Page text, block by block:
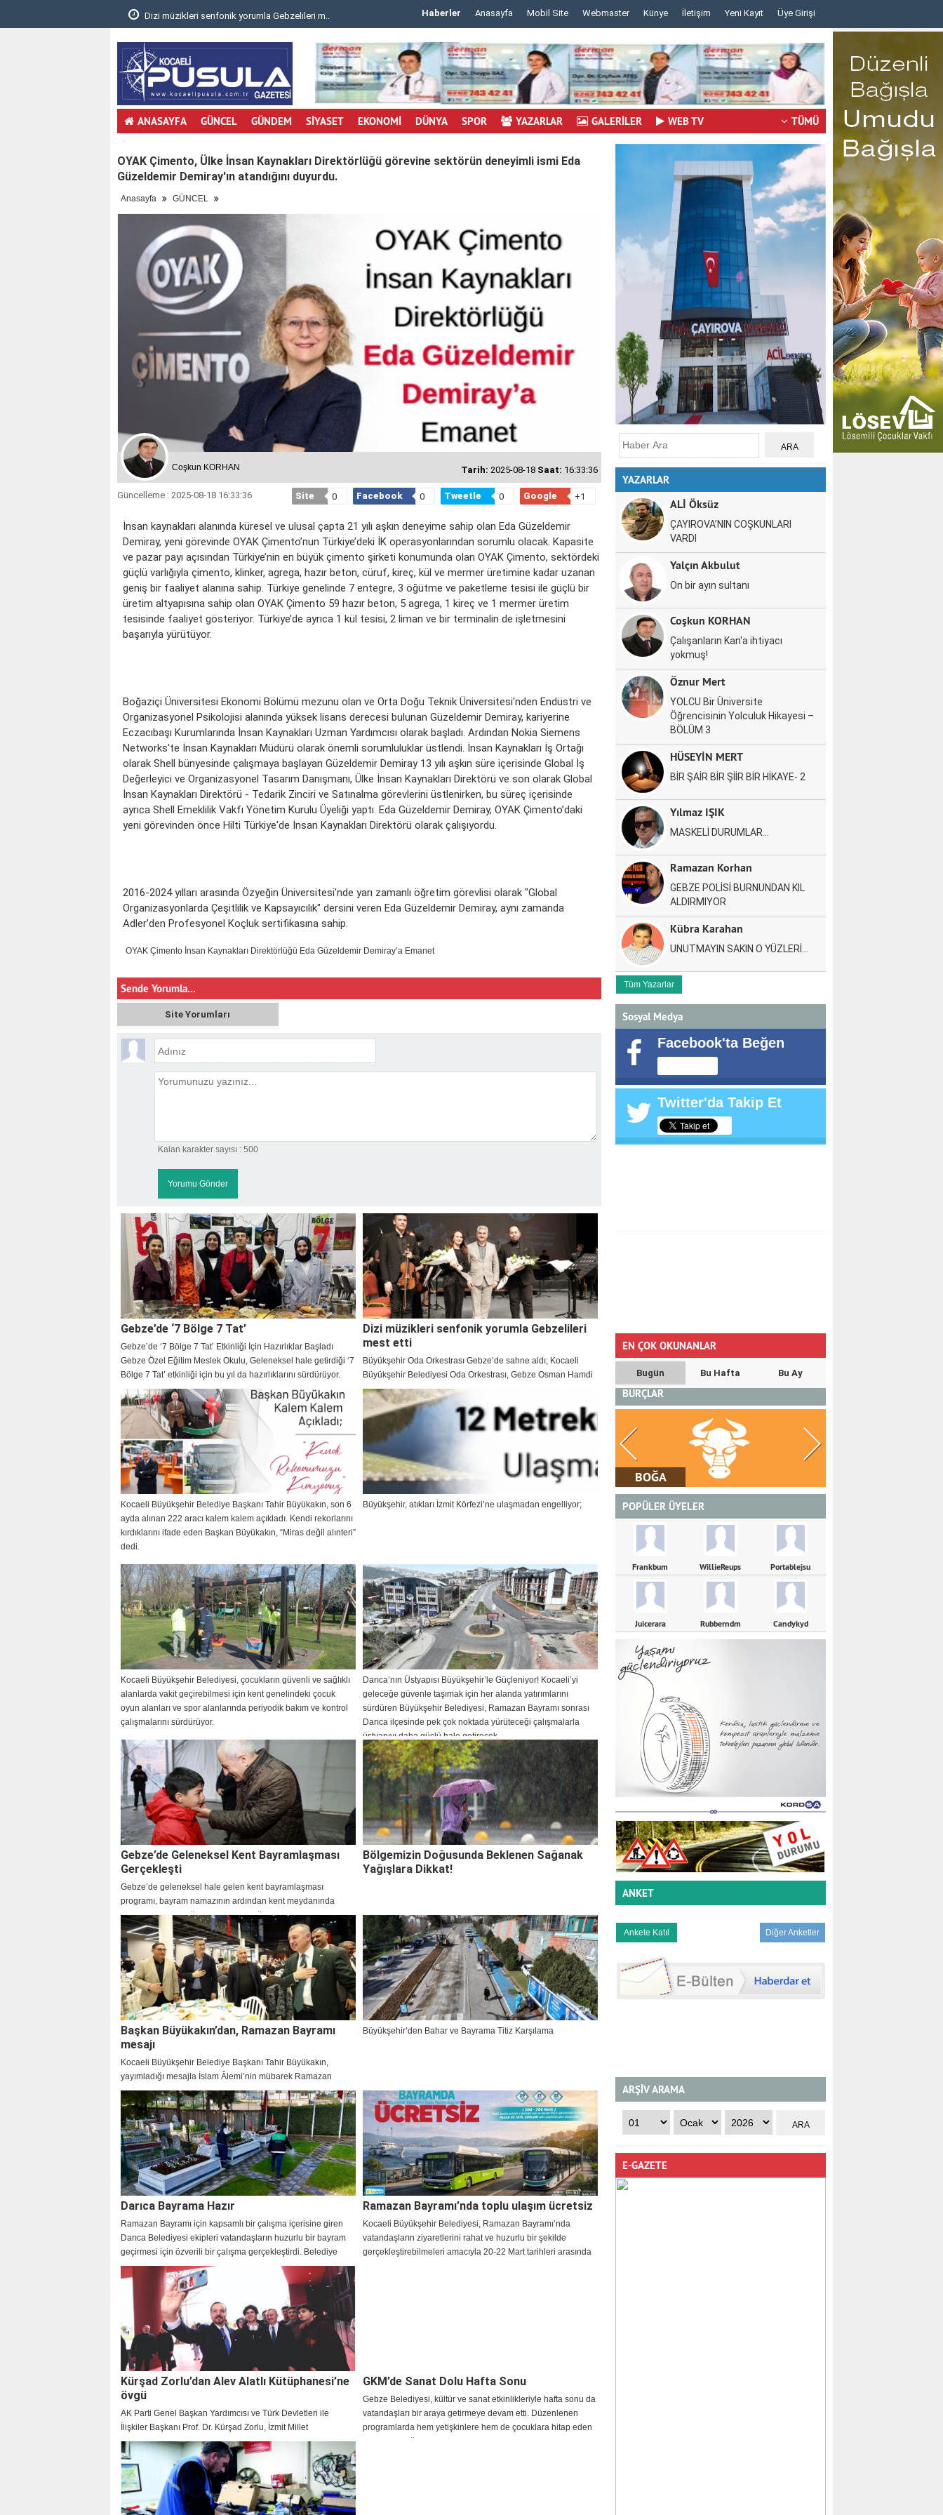
Dizi müzikleri senfonik yorumla Gebzelileri m.. Haberler Anasayfa Mobil Site Webmaster Künye İletişim Yeni Kayıt Üye Girişi
ANASAYFA GÜNCEL GÜNDEM SİYASET EKONOMİ DÜNYA SPOR YAZARLAR GALERİLER WEB TV TÜMÜ
OYAK Çimento, Ülke İnsan Kaynakları Direktörlüğü görevine sektörün deneyimli ismi Eda
Güzeldemir Demiray'ın atandığını duyurdu.
Anasayfa GÜNCEL
Coşkun KORHAN Tarih: 2025-08-18 Saat: 16:33:36
Güncelleme : 2025-08-18 16:33:36 Site 0 Facebook 0 Tweetle 0 Google +1
İnsan kaynakları alanında küresel ve ulusal çapta 21 yılı aşkın deneyime sahip olan Eda Güzeldemir
Demiray, yeni görevinde OYAK Çimento’nun Türkiye’deki İK operasyonlarından sorumlu olacak. Kapasite
ve pazar payı açısından Türkiye’nin en büyük çimento şirketi konumunda olan OYAK Çimento, sektördeki
güçlü varlığıyla çimento, klinker, agrega, hazır beton, cüruf, kireç, kül ve mermer üretimine kadar uzanan
geniş bir faaliyet alanına sahip. Türkiye genelinde 7 entegre, 3 öğütme ve paketleme tesisi ile güçlü bir
üretim altyapısına sahip olan OYAK Çimento 59 hazır beton, 5 agrega, 1 kireç ve 1 mermer üretim
tesisinde faaliyet gösteriyor. Türkiye’de ayrıca 1 kül tesisi, 2 liman ve bir terminalin de işletmesini
başarıyla yürütüyor.
Boğaziçi Üniversitesi Ekonomi Bölümü mezunu olan ve Orta Doğu Teknik Üniversitesi'nden Endüstri ve
Organizasyonel Psikolojisi alanında yüksek lisans derecesi bulunan Güzeldemir Demiray, kariyerine
Eczacıbaşı Kurumlarında İnsan Kaynakları Uzman Yardımcısı olarak başladı. Ardından Nokia Siemens
Networks'te İnsan Kaynakları Müdürü olarak önemli sorumluluklar üstlendi. İnsan Kaynakları İş Ortağı
olarak Shell bünyesinde çalışmaya başlayan Güzeldemir Demiray 13 yılı aşkın süre içerisinde Global İş
Değerleyici ve Organizasyonel Tasarım Danışmanı, Ülke İnsan Kaynakları Direktörü ve son olarak Global
İnsan Kaynakları Direktörü - Tedarik Zinciri ve Satınalma görevlerini üstlenirken, bu süreç içerisinde
ayrıca Shell Emeklilik Vakfı Yönetim Kurulu Üyeliği yaptı. Eda Güzeldemir Demiray, OYAK Çimento’daki
yeni görevinden önce Hilti Türkiye'de İnsan Kaynakları Direktörü olarak çalışıyordu.
2016-2024 yılları arasında Özyeğin Üniversitesi'nde yarı zamanlı öğretim görevlisi olarak "Global
Organizasyonlarda Çeşitlilik ve Kapsayıcılık" dersini veren Eda Güzeldemir Demiray, aynı zamanda
Adler’den Profesyonel Koçluk sertifikasına sahip.
OYAK Çimento İnsan Kaynakları Direktörlüğü Eda Güzeldemir Demiray’a Emanet
Sende Yorumla...
Site Yorumları
Kalan karakter sayısı : 500
Gebze’de ‘7 Bölge 7 Tat’
Gebze’de ‘7 Bölge 7 Tat’ Etkinliği İçin Hazırlıklar Başladı
Gebze Özel Eğitim Meslek Okulu, Geleneksel hale getirdiği ‘7
Bölge 7 Tat’ etkinliği için bu yıl da hazırlıklarını sürdürüyor.
Etkinlik öncesinde okul yetkilisiyle kısa bir röportaj
gerçekleştirdik.
Dizi müzikleri senfonik yorumla Gebzelileri
mest etti
Büyükşehir Oda Orkestrası Gebze’de sahne aldı; Kocaeli
Büyükşehir Belediyesi Oda Orkestrası, Gebze Osman Hamdi
Bey Kültür Merkezi’nde Toygar Işıklı dizi müziklerini
sahneledi. Şef Engin Şen yönetimindeki konser, senfonik
yorumlarıyla Gebzelileri mest etti.
Kocaeli Büyükşehir Belediye Başkanı Tahir Büyükakın, son 6
ayda alınan 222 aracı kalem kalem açıkladı. Kendi rekorlarını
kırdıklarını ifade eden Başkan Büyükakın, “Miras değil alınteri”
dedi.
Büyükşehir, atıkları İzmit Körfezi’ne ulaşmadan engelliyor;
Kocaeli Büyükşehir Belediyesi, çocukların güvenli ve sağlıklı
alanlarda vakit geçirebilmesi için kent genelindeki çocuk
oyun alanları ve spor alanlarında periyodik bakım ve kontrol
çalışmalarını sürdürüyor.
Darıca’nın Üstyapısı Büyükşehir’le Güçleniyor! Kocaeli’yi
geleceğe güvenle taşımak için her alanda yatırımlarını
sürdüren Büyükşehir Belediyesi, Ramazan Bayramı sonrası
Darıca ilçesinde pek çok noktada yürüteceği çalışmalarla
üstyapıyı daha güçlü hale getirecek.
Gebze’de Geleneksel Kent Bayramlaşması
Gerçekleşti
Gebze’de geleneksel hale gelen kent bayramlaşması
programı, bayram namazının ardından kent meydanında
gerçekleştirildi. Yoğun katılımın olduğu programda Gebzeliler
bayram sevincini birlikte yaşadı.
Bölgemizin Doğusunda Beklenen Sağanak
Yağışlara Dikkat!
Başkan Büyükakın’dan, Ramazan Bayramı
mesajı
Kocaeli Büyükşehir Belediye Başkanı Tahir Büyükakın,
yayımladığı mesajla İslam Âlemi’nin mübarek Ramazan
Bayramı’nı tebrik etti.
Büyükşehir’den Bahar ve Bayrama Titiz Karşılama
Darıca Bayrama Hazır
Ramazan Bayramı için kapsamlı bir çalışma içerisine giren
Darıca Belediyesi ekipleri vatandaşların huzurlu bir bayram
geçirmesi için özverili bir çalışma gerçekleştirdi. Belediye
Başkanı Muzaffer Bıyık da bayram mesajı yayınlayarak tüm
vatandaşların bayramını kutladı.
Ramazan Bayramı’nda toplu ulaşım ücretsiz
Kocaeli Büyükşehir Belediyesi, Ramazan Bayramı’nda
vatandaşların ziyaretlerini rahat ve huzurlu bir şekilde
gerçekleştirebilmeleri amacıyla 20-22 Mart tarihleri arasında
Kürşad Zorlu’dan Alev Alatlı Kütüphanesi’ne
övgü
AK Parti Genel Başkan Yardımcısı ve Türk Devletleri ile
İlişkiler Başkanı Prof. Dr. Kürşad Zorlu, İzmit Millet
Bahçesi’nde hizmet veren Alev Alatlı Kütüphanesi ve Sanat
Galerisi’ni ziyaret etti. Başkan Tahir Büyükakın’ı tebrik ederek
kütüphanenin şehirdeki kültür ve eğitim yaşamına kattığı
değeri öven Zorlu, ”Bu mekân, Kocaeli’nin kültür ve eğitim
alanında ne kadar ileriye gittiğinin somut göstergesi olmuştur”
dedi.
GKM’de Sanat Dolu Hafta Sonu
Gebze Belediyesi, kültür ve sanat etkinlikleriyle hafta sonu da
vatandaşları bir araya getirmeye devam etti. Düzenlenen
programlarda hem yetişkinlere hem de çocuklara hitap eden
YAZARLAR
ALİ Öksüz
ÇAYIROVA’NIN COŞKUNLARI
VARDI
Yalçın Akbulut
On bir ayın sultanı
Coşkun KORHAN
Çalışanların Kan'a ihtiyacı
yokmuş!
Öznur Mert
YOLCU Bir Üniversite
Öğrencisinin Yolculuk Hikayesi –
BÖLÜM 3
HÜSEYİN MERT
BİR ŞAİR BİR ŞİİR BİR HİKAYE- 2
Yılmaz IŞIK
MASKELİ DURUMLAR…
Ramazan Korhan
GEBZE POLİSİ BURNUNDAN KIL
ALDIRMIYOR
Kübra Karahan
UNUTMAYIN SAKIN O YÜZLERİ…
Tüm Yazarlar
Sosyal Medya
Facebook'ta Beğen
Twitter'da Takip Et
EN ÇOK OKUNANLAR
Bugün Bu Hafta Bu Ay
BURÇLAR
KOÇ BOĞA İKİZLER
POPÜLER ÜYELER
Frankbum WillieReups Portablejsu
Juicerara Rubberndm Candykyd
ANKET
Diğer Anketler
ARŞİV ARAMA
E-GAZETE